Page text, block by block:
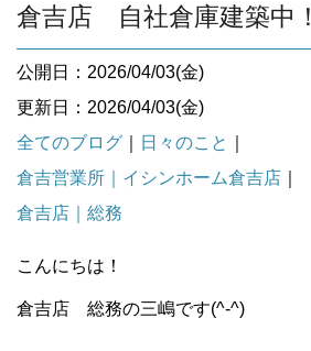
倉吉店 自社倉庫建築中！
公開日：2026/04/03(金)
更新日：2026/04/03(金)
全てのブログ
日々のこと
倉吉営業所｜イシンホーム倉吉店
倉吉店｜総務
こんにちは！
倉吉店 総務の三嶋です(^-^)